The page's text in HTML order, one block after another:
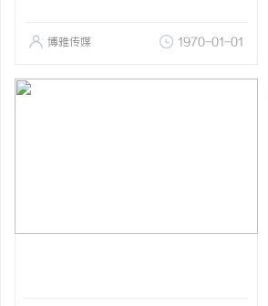
博雅传媒 1970-01-01